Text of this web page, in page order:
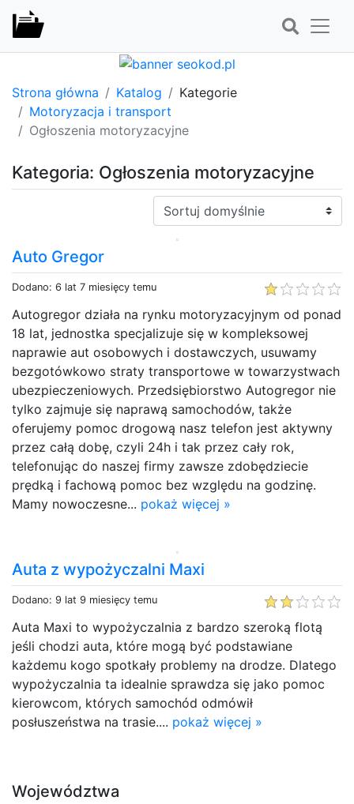
Strona główna Katalog
Kategorie
Motoryzacja i transport
Ogłoszenia motoryzacyjne
Kategoria: Ogłoszenia motoryzacyjne
Sortuj:
Auto Gregor
Dodano: 6 lat 7 miesięcy temu
Autogregor działa na rynku motoryzacyjnym od ponad
18 lat, jednostka specjalizuje się w kompleksowej
naprawie aut osobowych i dostawczych, usuwamy
bezgotówkowo straty transportowe w towarzystwach
ubezpieczeniowych. Przedsiębiorstwo Autogregor nie
tylko zajmuje się naprawą samochodów, także
oferujemy pomoc drogową nasz telefon jest aktywny
przez całą dobę, czyli 24h i tak przez cały rok,
telefonując do naszej firmy zawsze zdobędziecie
prędką i fachową pomoc bez względu na godzinę.
Mamy nowoczesne... pokaż więcej »
Auta z wypożyczalni Maxi
Dodano: 9 lat 9 miesięcy temu
Auta Maxi to wypożyczalnia z bardzo szeroką flotą
jeśli chodzi auta, które mogą być podstawiane
każdemu kogo spotkały problemy na drodze. Dlatego
wypożyczalnia ta idealnie sprawdza się jako pomoc
kierowcom, których samochód odmówił
posłuszeństwa na trasie.... pokaż więcej »
Województwa